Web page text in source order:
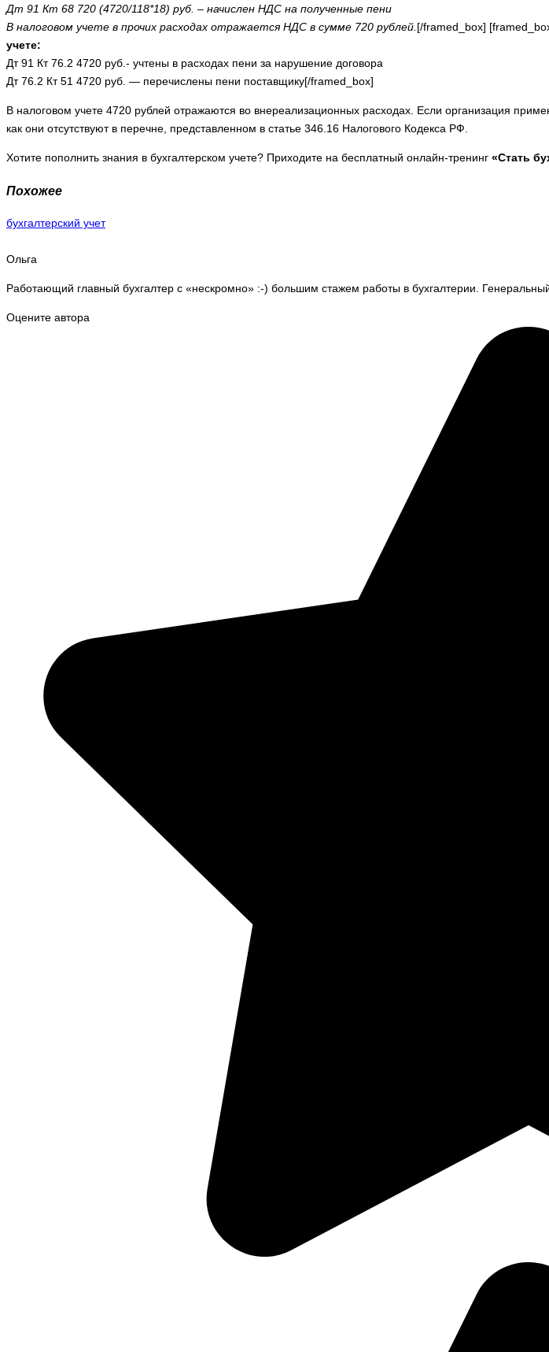
Дт 91 Кт 68 720 (4720/118*18) руб. – начислен НДС на полученные пени
В налоговом учете в прочих расходах отражается НДС в сумме 720 рублей.[/framed_box]
учете:
Дт 91 Кт 76.2 4720 руб.- учтены в расходах пени за нарушение договора
Дт 76.2 Кт 51 4720 руб. — перечислены пени поставщику[/framed_box]
В налоговом учете 4720 рублей отражаются во внереализационных расходах. Если организация
как они отсутствуют в перечне, представленном в статье 346.16 Налогового Кодекса РФ.
Хотите пополнить знания в бухгалтерском учете? Приходите на бесплатный онлайн-тренинг «Стать
Похожее
бухгалтерский учет
Ольга
Работающий главный бухгалтер с «нескромно» :-) большим стажем работы в бухгалтерии.
Оцените автора